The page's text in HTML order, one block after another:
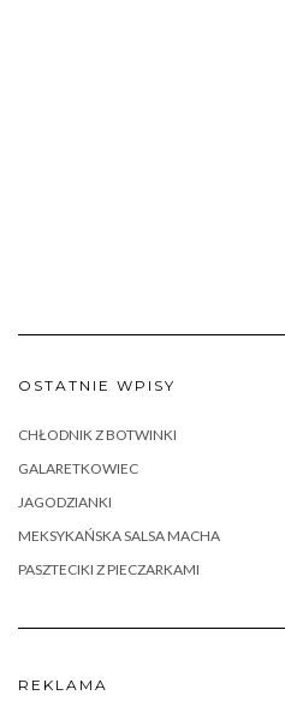
OSTATNIE WPISY
CHŁODNIK Z BOTWINKI
GALARETKOWIEC
JAGODZIANKI
MEKSYKAŃSKA SALSA MACHA
PASZTECIKI Z PIECZARKAMI
REKLAMA